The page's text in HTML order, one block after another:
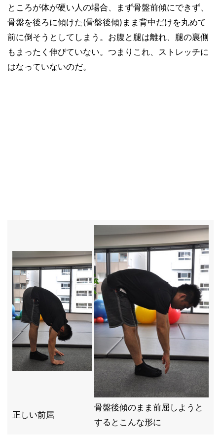
ところが体が硬い人の場合、まず骨盤前傾にできず、
骨盤を後ろに傾けた(骨盤後傾)まま背中だけを丸めて
前に倒そうとしてしまう。お腹と腿は離れ、腿の裏側
もまったく伸びていない。つまりこれ、ストレッチに
はなっていないのだ。
正しい前屈
骨盤後傾のまま前屈しようと
するとこんな形に